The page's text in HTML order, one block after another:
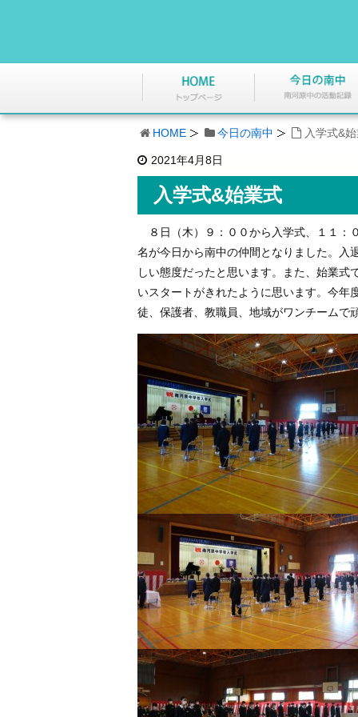
HOME 今日の南中 入学式&
2021年4月8日
入学式&始業式
８日（木）９：００から入学式、１１：
名が今日から南中の仲間となりました。入
しい態度だったと思います。また、始業
いスタートがきれたように思います。今年
徒、保護者、教職員、地域がワンチームで